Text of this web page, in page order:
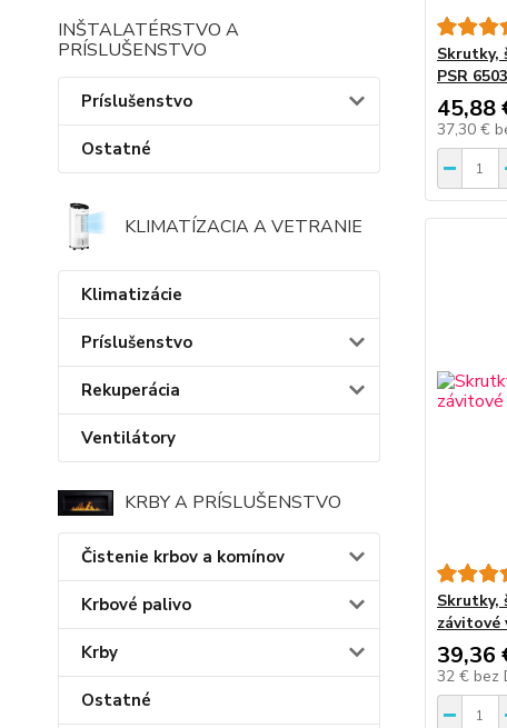
INŠTALATÉRSTVO A
PRÍSLUŠENSTVO
Príslušenstvo
Ostatné
KLIMATÍZACIA A VETRANIE
Klimatizácie
Príslušenstvo
Rekuperácia
Ventilátory
KRBY A PRÍSLUŠENSTVO
Čistenie krbov a komínov
Krbové palivo
Krby
Ostatné
Skrutky,
PSR
45,88
37,30 €
Skrutky,
závitové
39,36
32 € bez